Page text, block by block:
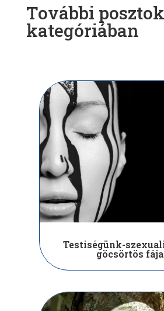
További
kategóriában
Testiségünk-
göcsörtös fája